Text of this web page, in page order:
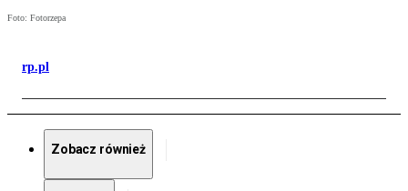
Foto: Fotorzepa
rp.pl
Zobacz również